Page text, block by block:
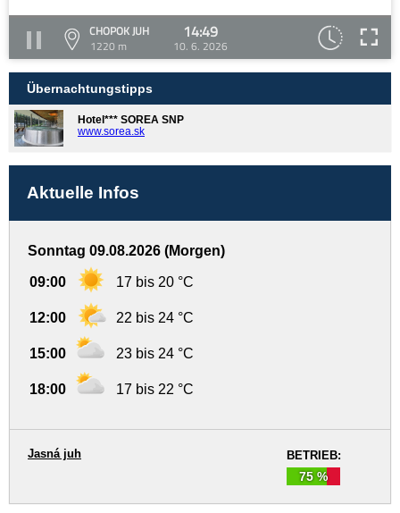
CHOPOK JUH
1220 m
14:49
10. 6. 2026
Übernachtungstipps
Hotel*** SOREA SNP
www.sorea.sk
Aktuelle Infos
Sonntag 09.08.2026 (Morgen)
09:00 17 bis 20 °C
12:00 22 bis 24 °C
15:00 23 bis 24 °C
18:00 17 bis 22 °C
BETRIEB:
75 %
Jasná juh